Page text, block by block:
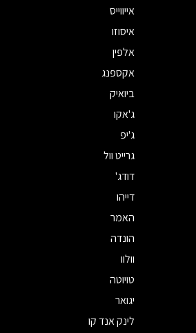
אייווייס
איסוזו
אלפין
אקספנג
ביואיק
ג'אקו
ג'יפ
גרייט וול
דודג'
דייהו
האמר
הונדה
וולוו
טויוטה
יגואר
לינק אנד קו